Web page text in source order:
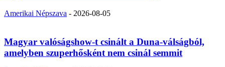
Amerikai Népszava - 2026-08-05
Magyar valóságshow-t csinált a Duna-válságból,
amelyben szuperhősként nem csinál semmit